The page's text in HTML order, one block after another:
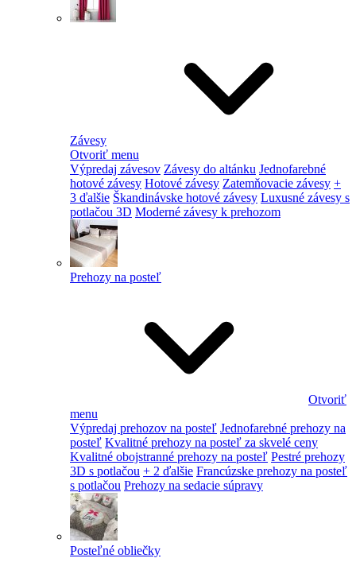
Závesy
Otvoriť menu
Výpredaj závesov Závesy do altánku Jednofarebné
hotové závesy Hotové závesy Zatemňovacie závesy +
3 ďalšie Škandinávske hotové závesy Luxusné závesy s
potlačou 3D Moderné závesy k prehozom
Prehozy na posteľ
Otvoriť
menu
Výpredaj prehozov na posteľ Jednofarebné prehozy na
posteľ Kvalitné prehozy na posteľ za skvelé ceny
Kvalitné obojstranné prehozy na posteľ Pestré prehozy
3D s potlačou + 2 ďalšie Francúzske prehozy na posteľ
s potlačou Prehozy na sedacie súpravy
Posteľné obliečky